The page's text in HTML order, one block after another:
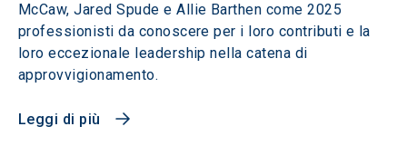
McCaw, Jared Spude e Allie Barthen come 2025
professionisti da conoscere per i loro contributi e la
loro eccezionale leadership nella catena di
approvvigionamento.
Leggi di più